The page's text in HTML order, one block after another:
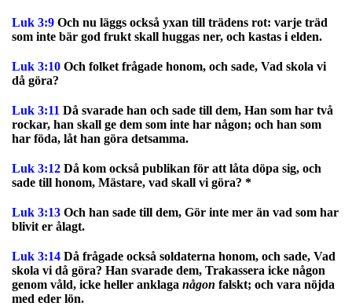
Luk 3:9 Och nu läggs också yxan till trädens rot: varje träd
som inte bär god frukt skall huggas ner, och kastas i elden.
Luk 3:10 Och folket frågade honom, och sade, Vad skola vi
då göra?
Luk 3:11 Då svarade han och sade till dem, Han som har två
rockar, han skall ge dem som inte har någon; och han som
har föda, låt han göra detsamma.
Luk 3:12 Då kom också publikan för att låta döpa sig, och
sade till honom, Mästare, vad skall vi göra? *
Luk 3:13 Och han sade till dem, Gör inte mer än vad som har
blivit er ålagt.
Luk 3:14 Då frågade också soldaterna honom, och sade, Vad
skola vi då göra? Han svarade dem, Trakassera icke någon
genom våld, icke heller anklaga någon falskt; och vara nöjda
med eder lön.